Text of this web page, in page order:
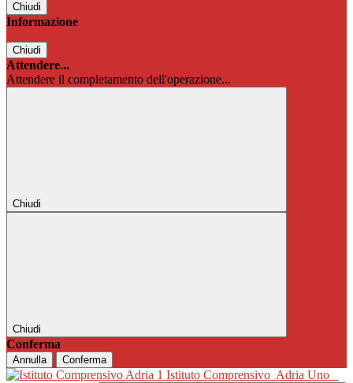
Chiudi
Informazione
Chiudi
Attendere...
Attendere il completamento dell'operazione...
Chiudi
Chiudi
Conferma
Annulla Conferma
Istituto Comprensivo Adria Uno